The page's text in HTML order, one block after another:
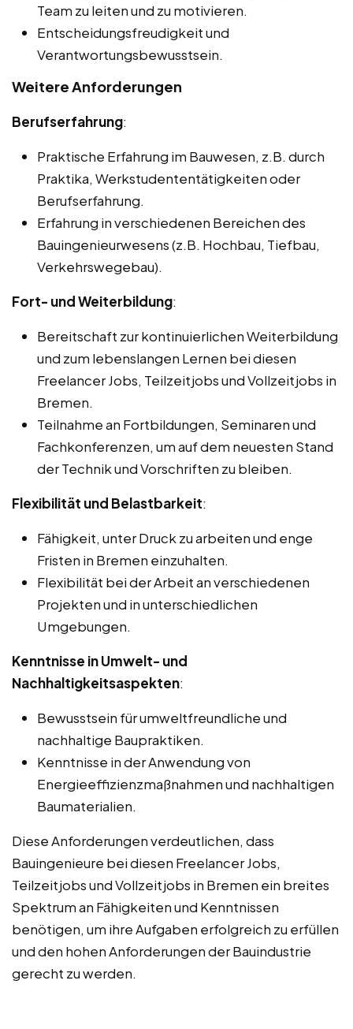
Team zu leiten und zu motivieren.
Entscheidungsfreudigkeit und
Verantwortungsbewusstsein.
Weitere Anforderungen
Berufserfahrung:
Praktische Erfahrung im Bauwesen, z.B. durch
Praktika, Werkstudententätigkeiten oder
Berufserfahrung.
Erfahrung in verschiedenen Bereichen des
Bauingenieurwesens (z.B. Hochbau, Tiefbau,
Verkehrswegebau).
Fort- und Weiterbildung:
Bereitschaft zur kontinuierlichen Weiterbildung
und zum lebenslangen Lernen bei diesen
Freelancer Jobs, Teilzeitjobs und Vollzeitjobs in
Bremen.
Teilnahme an Fortbildungen, Seminaren und
Fachkonferenzen, um auf dem neuesten Stand
der Technik und Vorschriften zu bleiben.
Flexibilität und Belastbarkeit:
Fähigkeit, unter Druck zu arbeiten und enge
Fristen in Bremen einzuhalten.
Flexibilität bei der Arbeit an verschiedenen
Projekten und in unterschiedlichen
Umgebungen.
Kenntnisse in Umwelt- und
Nachhaltigkeitsaspekten:
Bewusstsein für umweltfreundliche und
nachhaltige Baupraktiken.
Kenntnisse in der Anwendung von
Energieeffizienzmaßnahmen und nachhaltigen
Baumaterialien.
Diese Anforderungen verdeutlichen, dass
Bauingenieure bei diesen Freelancer Jobs,
Teilzeitjobs und Vollzeitjobs in Bremen ein breites
Spektrum an Fähigkeiten und Kenntnissen
benötigen, um ihre Aufgaben erfolgreich zu erfüllen
und den hohen Anforderungen der Bauindustrie
gerecht zu werden.